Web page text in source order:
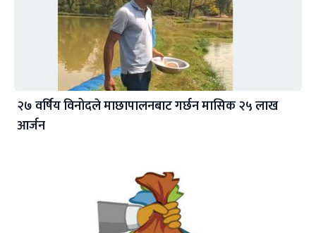
२७ वर्षिय विनोदले माछापालनबाट गर्छन मासिक २५ लाख
आर्जन